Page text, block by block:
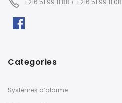
+216 51 99 11 88 / +216 51 99 11 08
Categories
Systèmes d’alarme